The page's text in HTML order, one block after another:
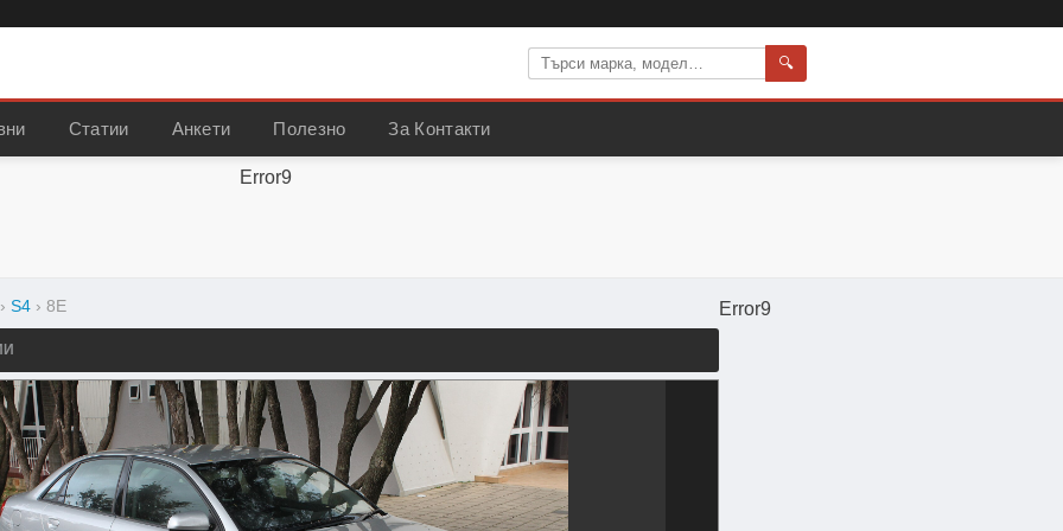
🔍
Статии Анкети Полезно За Контакти
Error9
S4 › 8E Error9